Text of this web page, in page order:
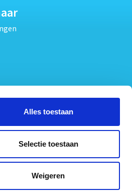
Alles toestaan
Selectie toestaan
Weigeren